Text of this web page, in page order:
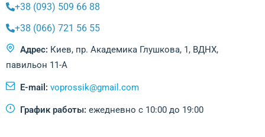
+38 (093) 509 66 88
+38 (066) 721 56 55
Адрес: Киев, пр. Академика Глушкова, 1, ВДНХ,
павильон 11-А
E-mail: voprossik@gmail.com
График работы: ежедневно с 10:00 до 19:00